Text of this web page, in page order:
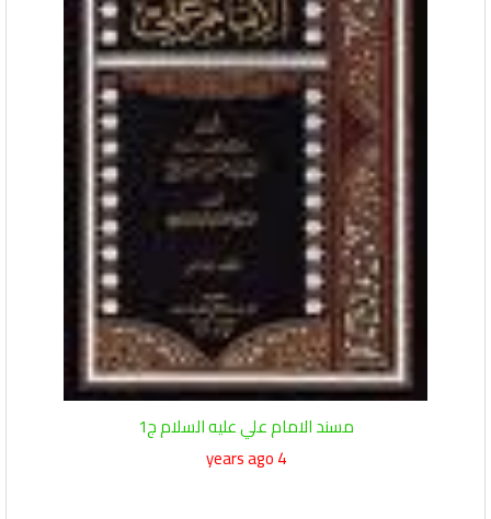
مسند الامام علي عليه السلام ج1
4 years ago